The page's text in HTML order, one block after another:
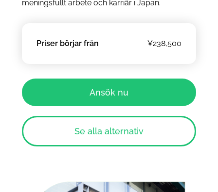
meningsfullt arbete och karriär i Japan.
Priser börjar från ¥238,500
Ansök nu
Se alla alternativ